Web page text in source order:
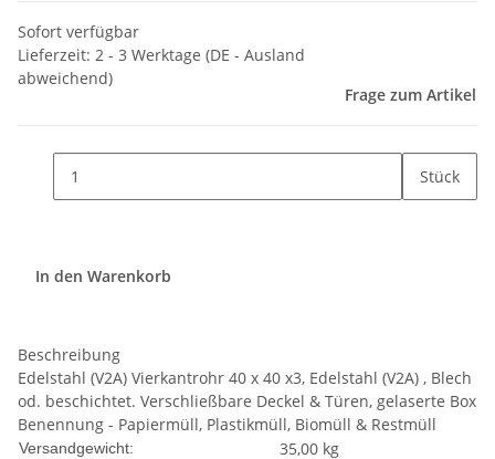
Sofort verfügbar
Lieferzeit: 2 - 3 Werktage (DE - Ausland
abweichend)
Frage zum Artikel
Stück
In den Warenkorb
Beschreibung
Edelstahl (V2A) Vierkantrohr 40 x 40 x3, Edelstahl (V2A) , Blech
od. beschichtet. Verschließbare Deckel & Türen, gelaserte Box
Benennung - Papiermüll, Plastikmüll, Biomüll & Restmüll
Versandgewicht: 35,00 kg